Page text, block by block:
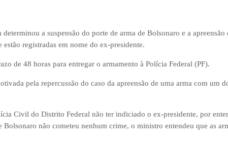
determinou a suspensão do porte de arma de Bolsonaro e a apreensão
estão registradas em nome do ex-presidente.
de 48 horas para entregar o armamento à Polícia Federal (PF).
pela repercussão do caso da apreensão de uma arma com um
Civil do Distrito Federal não ter indiciado o ex-presidente, por
Bolsonaro não cometeu nenhum crime, o ministro entendeu que as